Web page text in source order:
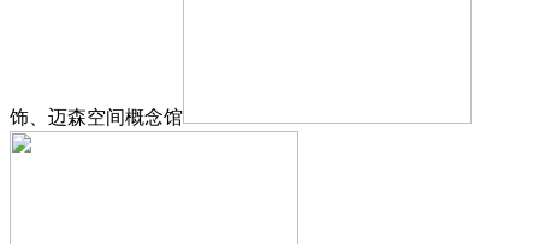
饰、迈森空间概念馆